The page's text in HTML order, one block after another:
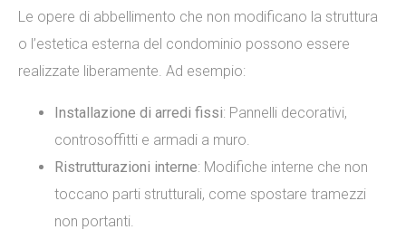
Le opere di abbellimento che non modificano la struttura
o l’estetica esterna del condominio possono essere
realizzate liberamente. Ad esempio:
Installazione di arredi fissi: Pannelli decorativi,
controsoffitti e armadi a muro.
Ristrutturazioni interne: Modifiche interne che non
toccano parti strutturali, come spostare tramezzi
non portanti.